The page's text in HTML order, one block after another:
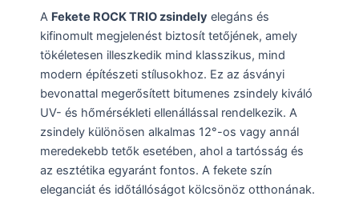
A Fekete ROCK TRIO zsindely elegáns és
kifinomult megjelenést biztosít tetőjének, amely
tökéletesen illeszkedik mind klasszikus, mind
modern építészeti stílusokhoz. Ez az ásványi
bevonattal megerősített bitumenes zsindely kiváló
UV- és hőmérsékleti ellenállással rendelkezik. A
zsindely különösen alkalmas 12°-os vagy annál
meredekebb tetők esetében, ahol a tartósság és
az esztétika egyaránt fontos. A fekete szín
eleganciát és időtállóságot kölcsönöz otthonának.